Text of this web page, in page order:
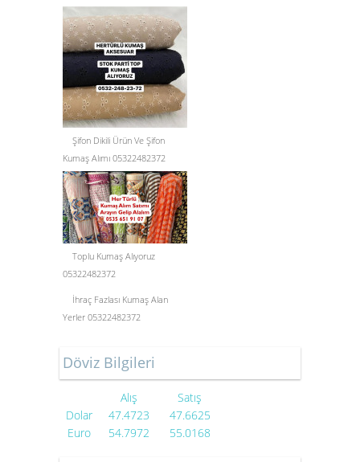
Şifon Dikili Ürün Ve Şifon
Kumaş Alımı 05322482372
Toplu Kumaş Alıyoruz
05322482372
İhraç Fazlası Kumaş Alan
Yerler 05322482372
Döviz Bilgileri
Alış
Satış
Dolar
47.4723
47.6625
Euro
54.7972 55.0168